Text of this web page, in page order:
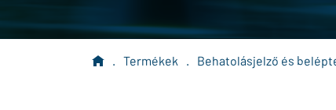
. Termékek . Behatolásjelző és